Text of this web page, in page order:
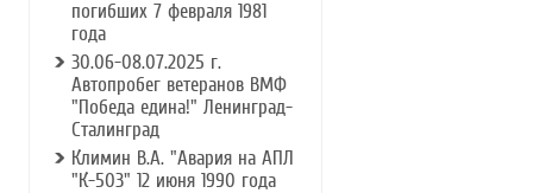
погибших 7 февраля 1981
года
30.06-08.07.2025 г.
Автопробег ветеранов ВМФ
"Победа едина!" Ленинград-
Сталинград
Климин В.А. "Авария на АПЛ
"К-503" 12 июня 1990 года